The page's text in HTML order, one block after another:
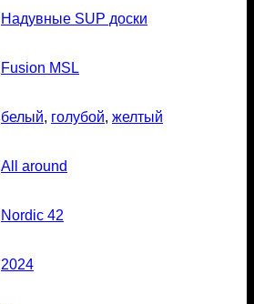
Надувные SUP доски
Fusion MSL
белый, голубой, желтый
All around
Nordic 42
2024